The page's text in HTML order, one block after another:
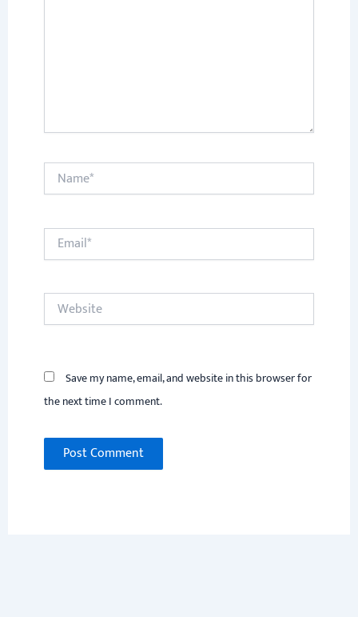
Name*
Email*
Website
Save my name, email, and website in this browser for
the next time I comment.